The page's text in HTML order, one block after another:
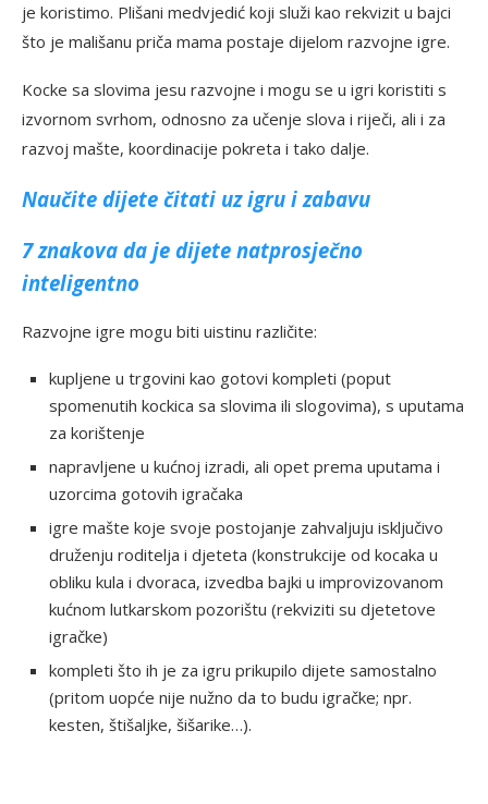
je koristimo. Plišani medvjedić koji služi kao rekvizit u bajci
što je mališanu priča mama postaje dijelom razvojne igre.
Kocke sa slovima jesu razvojne i mogu se u igri koristiti s
izvornom svrhom, odnosno za učenje slova i riječi, ali i za
razvoj mašte, koordinacije pokreta i tako dalje.
Naučite dijete čitati uz igru i zabavu
7 znakova da je dijete natprosječno
inteligentno
Razvojne igre mogu biti uistinu različite:
kupljene u trgovini kao gotovi kompleti (poput
spomenutih kockica sa slovima ili slogovima), s uputama
za korištenje
napravljene u kućnoj izradi, ali opet prema uputama i
uzorcima gotovih igračaka
igre mašte koje svoje postojanje zahvaljuju isključivo
druženju roditelja i djeteta (konstrukcije od kocaka u
obliku kula i dvoraca, izvedba bajki u improvizovanom
kućnom lutkarskom pozorištu (rekviziti su djetetove
igračke)
kompleti što ih je za igru prikupilo dijete samostalno
(pritom uopće nije nužno da to budu igračke; npr.
kesten, štišaljke, šišarike…).